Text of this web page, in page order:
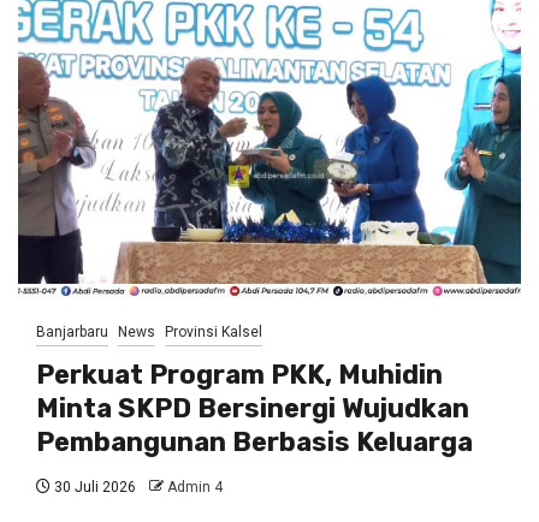
Banjarbaru News Provinsi Kalsel
Perkuat Program PKK, Muhidin
Minta SKPD Bersinergi Wujudkan
Pembangunan Berbasis Keluarga
30 Juli 2026 Admin 4